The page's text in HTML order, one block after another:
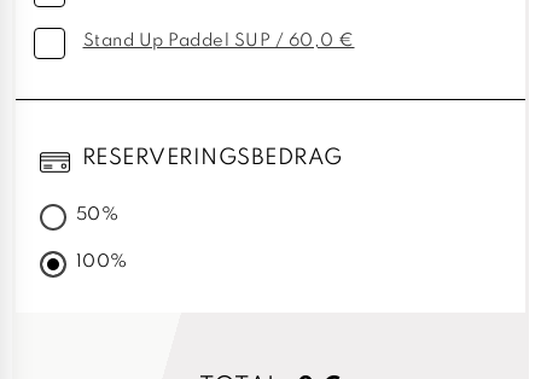
Stand Up Paddel SUP / 60,0 €
RESERVERINGSBEDRAG
50%
100%